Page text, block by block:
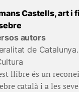
Castells, art i
autors
de
llibre és un
català i a les